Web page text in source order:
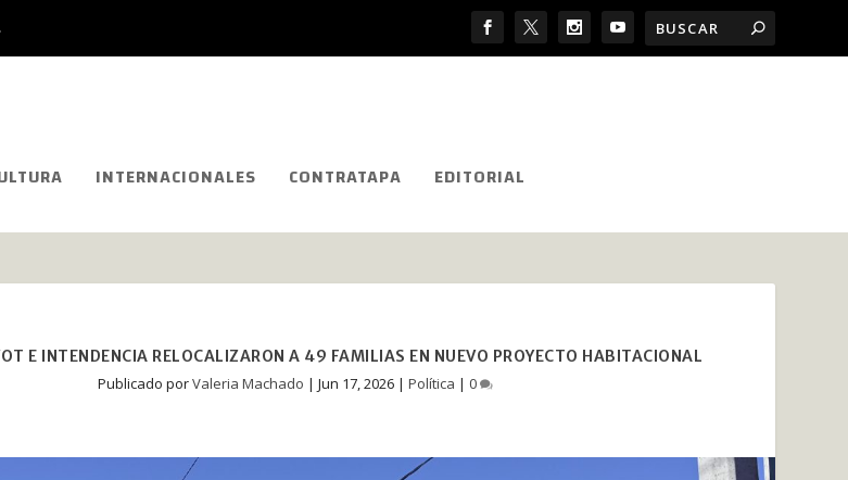
INTERNACIONALES CONTRATAPA EDITORIAL
E INTENDENCIA RELOCALIZARON A 49 FAMILIAS EN NUEVO PROYECTO HABITACIONAL
Publicado porValeria Machado |Jun 17, 2026 |Política |0